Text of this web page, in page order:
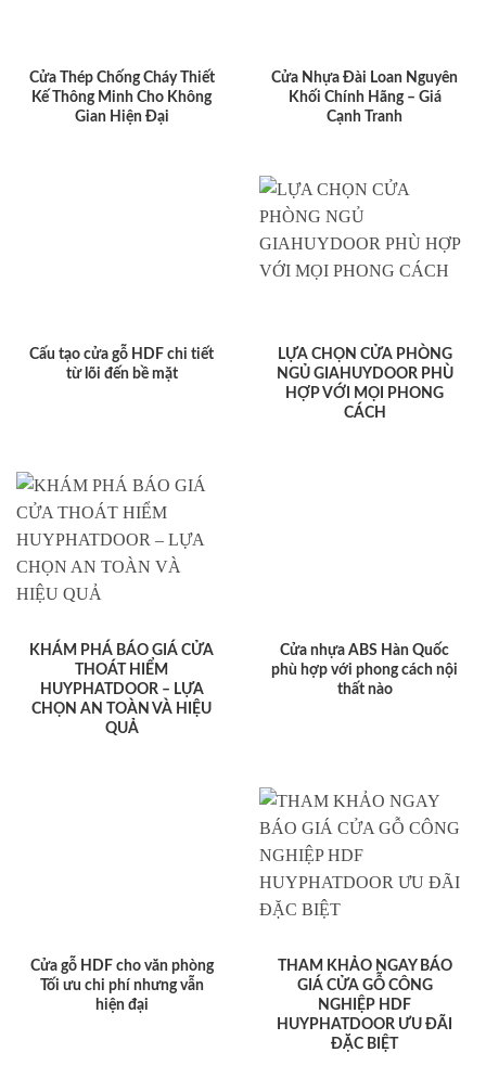
Cửa Thép Chống Cháy Thiết
Kế Thông Minh Cho Không
Gian Hiện Đại
Cửa Nhựa Đài Loan Nguyên
Khối Chính Hãng – Giá
Cạnh Tranh
Cấu tạo cửa gỗ HDF chi tiết
từ lõi đến bề mặt
LỰA CHỌN CỬA PHÒNG
NGỦ GIAHUYDOOR PHÙ
HỢP VỚI MỌI PHONG
CÁCH
KHÁM PHÁ BÁO GIÁ CỬA
THOÁT HIỂM
HUYPHATDOOR – LỰA
CHỌN AN TOÀN VÀ HIỆU
QUẢ
Cửa nhựa ABS Hàn Quốc
phù hợp với phong cách nội
thất nào
Cửa gỗ HDF cho văn phòng
Tối ưu chi phí nhưng vẫn
hiện đại
THAM KHẢO NGAY BÁO
GIÁ CỬA GỖ CÔNG
NGHIỆP HDF
HUYPHATDOOR ƯU ĐÃI
ĐẶC BIỆT